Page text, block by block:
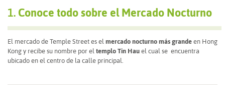
1. Conoce todo sobre el Mercado Nocturno
El mercado de Temple Street es el mercado nocturno más grande en Hong
Kong y recibe su nombre por el templo Tin Hau el cual se encuentra
ubicado en el centro de la calle principal.